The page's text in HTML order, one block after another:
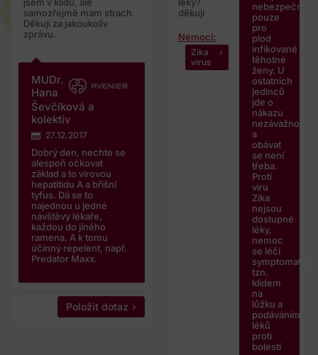
samozřejmě mam strach.
Děkuji za jakoukoliv
zprávu.
MUDr.
Hana
Ševčíková a
kolektiv
27.12.2017
Dobrý den, nechte se
alespoň očkovat
základ a to virovou
hepatitidu A a břišní
tyfus. Dá se to
najednou u jedné
návštěvy lékaře,
každou do jiného
ramena. A k tomu
účinný repelent, např.
Predator Maxx.
Položit dotaz
děkuji
Nemoci:
Zika
virus
nebezpečná
pouze
pro
plod
infikované
těhotné
ženy. U
ostatních
jedinců
jde o
nákazu
nezávažnou
a
obávat
se není
třeba.
Proti
viru
Zika
nejsou
dostupné
léky,
nemoc
se léčí
tzn.
klidem
na
lůžku a
podáváním
léků
proti
bolesti